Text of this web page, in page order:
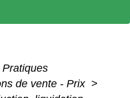
Pratiques
de vente - Prix >